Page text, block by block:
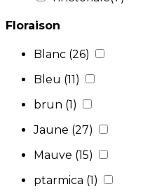
Floraison
Blanc (26)
Bleu (11)
brun (1)
Jaune (27)
Mauve (15)
ptarmica (1)